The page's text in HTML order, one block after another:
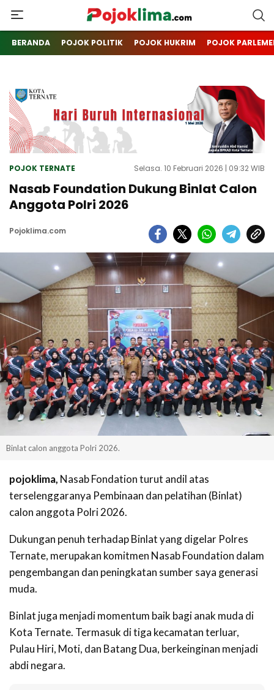
pojoklima.com
Mojokin
BERANDA POJOK POLITIK POJOK HUKRIM POJOK
POJOK TERNATE Selasa. 10 Februari 2026 | 09:32 WIB
Nasab Foundation Dukung Binlat Calon
Anggota Polri 2026
Pojoklima.com
Binlat calon anggota Polri 2026.
pojoklima, Nasab Fondation turut andil atas
terselenggaranya Pembinaan dan pelatihan (Binlat)
calon anggota Polri 2026.
Dukungan penuh terhadap Binlat yang digelar Polres
Ternate, merupakan komitmen Nasab Foundation dalam
pengembangan dan peningkatan sumber saya generasi
muda.
Binlat juga menjadi momentum baik bagi anak muda di
Kota Ternate. Termasuk di tiga kecamatan terluar,
Pulau Hiri, Moti, dan Batang Dua, berkeinginan menjadi
abdi negara.